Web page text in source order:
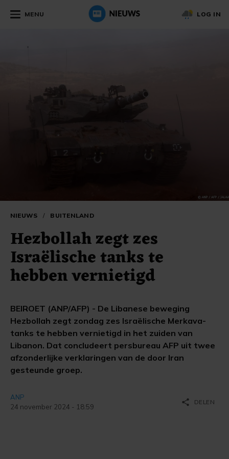
MENU LOG IN
NIEUWS / BUITENLAND
Hezbollah zegt zes
Israëlische tanks te
hebben vernietigd
BEIROET (ANP/AFP) - De Libanese beweging
Hezbollah zegt zondag zes Israëlische Merkava-
tanks te hebben vernietigd in het zuiden van
Libanon. Dat concludeert persbureau AFP uit twee
afzonderlijke verklaringen van de door Iran
gesteunde groep.
ANP
24 november 2024 - 18:59
share DELEN